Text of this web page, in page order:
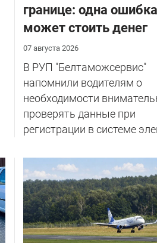
границе: одна ошибка
может стоить денег
07 августа 2026
В РУП "Белтаможсервис"
напомнили водителям о
необходимости
проверять данные при
регистрации в системе